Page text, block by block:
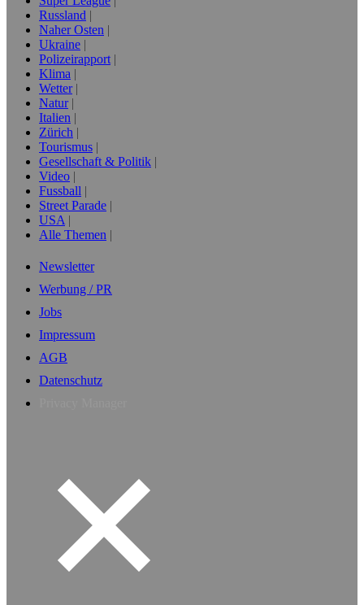
Russland
Naher Osten
Ukraine
Polizeirapport
Klima
Wetter
Natur
Italien
Zürich
Tourismus
Gesellschaft & Politik
Video
Fussball
Street Parade
USA
Alle Themen
Newsletter
Werbung / PR
Jobs
Impressum
AGB
Datenschutz